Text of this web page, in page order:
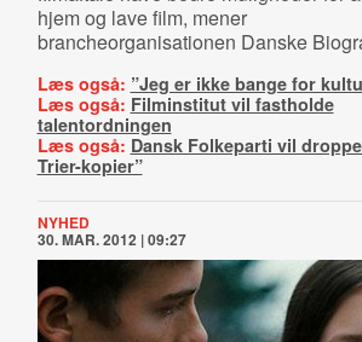
hjem og lave film, mener
brancheorganisationen Danske
Læs også: ”Jeg er ikke bange for
Læs også: Filminstitut vil fastholde
talentordningen
Læs også: Dansk Folkeparti vil
Trier-kopier”
NYHED
30. MAR. 2012 | 09:27